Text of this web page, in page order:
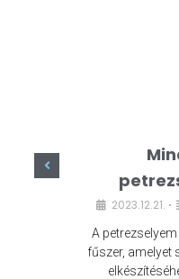
2023.12.21. •
A
fűszer, amelyet